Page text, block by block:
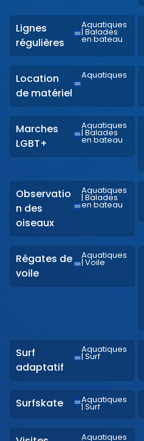
Lignes
régulières
Aquatiques
|Balades
en bateau
Location
de matériel
Aquatiques
Marches
LGBT+
Aquatiques
|Balades
en bateau
Observatio
n des
oiseaux
Aquatiques
|Balades
en bateau
Régates de
voile
Aquatiques
|Voile
Surf
adaptatif
Aquatiques
|Surf
Surfskate Aquatiques
|Surf
Aquatiques